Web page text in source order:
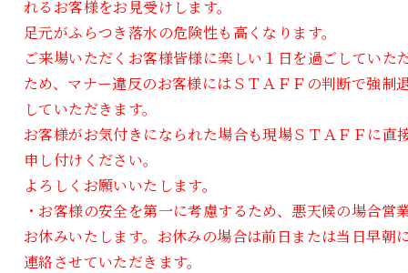
れるお客様をお見受けします。
足元がふらつき落水の危険性も高くなります。
ご来場いただくお客様皆様に楽しい１日を過ごしていた
ため、マナー違反のお客様にはＳＴＡＦＦの判断で強制
していただきます。
お客様がお気付きになられた場合も現場ＳＴＡＦＦに直
申し付けください。
よろしくお願いいたします。
・お客様の安全を第一に考慮するため、悪天候の場合営
お休みいたします。お休みの場合は前日または当日早朝
連絡させていただきます。